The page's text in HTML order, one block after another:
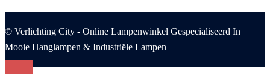
© Verlichting City - Online Lampenwinkel Gespecialiseerd In
Mooie Hanglampen & Industriële Lampen